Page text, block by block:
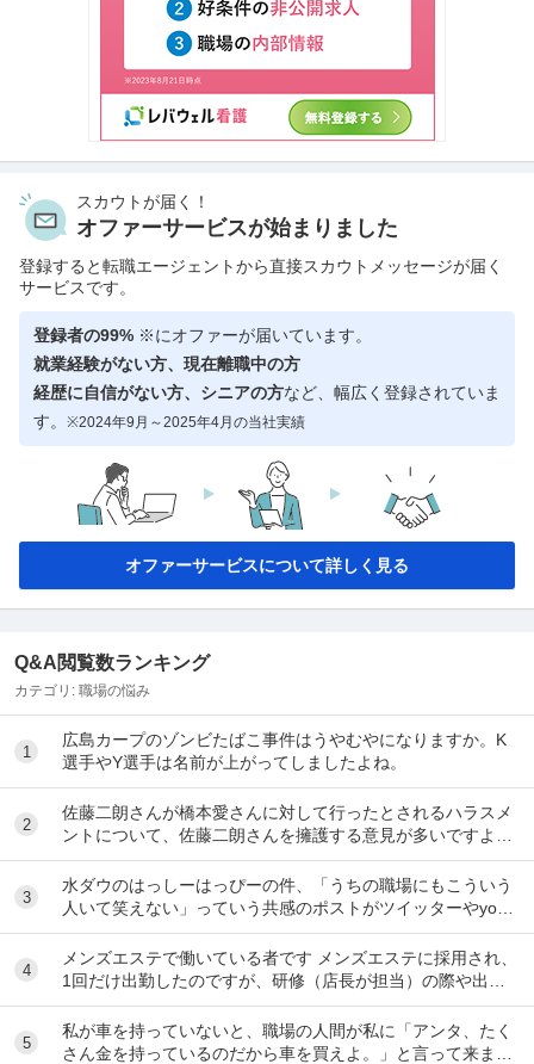
スカウトが届く！
オファーサービスが始まりました
登録すると転職エージェントから直接スカウトメッセージが届く
サービスです。
登録者の99% ※にオファーが届いています。
就業経験がない方、現在離職中の方
経歴に自信がない方、シニアの方など、幅広く登録されていま
す。 ※2024年9月～2025年4月の当社実績
オファーサービスについて詳しく見る
Q&A閲覧数ランキング
カテゴリ: 職場の悩み
1
広島カープのゾンビたばこ事件はうやむやになりますか。K
選手やY選手は名前が上がってしましたよね。
2
佐藤二朗さんが橋本愛さんに対して行ったとされるハラスメ
ントについて、佐藤二朗さんを擁護する意見が多いですよ
ね。 これは極端に言えば、 「ハラスメントでは...
3
水ダウのはっしーはっぴーの件、「うちの職場にもこういう
人いて笑えない」っていう共感のポストがツイッターやyout
ubeのコメント欄に多すぎてそっちに驚いて...
4
メンズエステで働いている者です メンズエステに採用され、
1回だけ出勤したのですが、研修（店長が担当）の際や出勤
時に「元々デリをやっていたなら」という理由で...
5
私が車を持っていないと、職場の人間が私に「アンタ、たく
さん金を持っているのだから車を買えよ。」と言って来ま